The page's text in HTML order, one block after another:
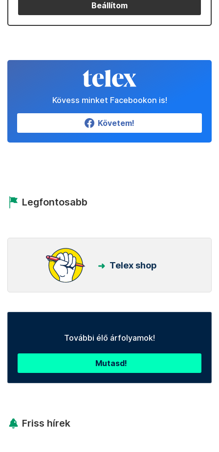
Beállítom
Kövess minket Facebookon is!
Követem!
Legfontosabb
Telex shop
További élő árfolyamok!
Mutasd!
Friss hírek